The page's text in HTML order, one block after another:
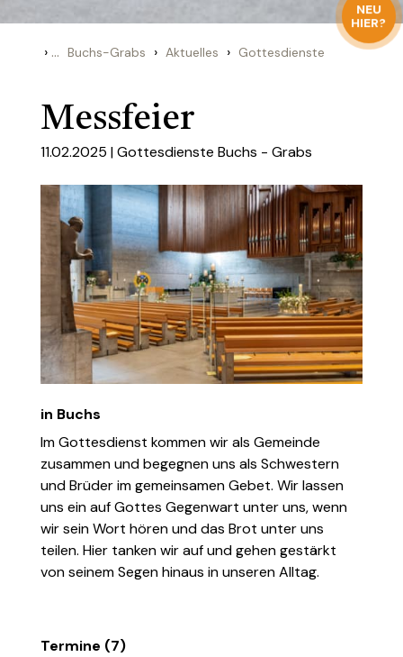
NEU
HIER?
› ... Buchs-Grabs › Aktuelles › Gottesdienste
Messfeier
11.02.2025 |Gottesdienste Buchs - Grabs
in Buchs
Im Gottesdienst kommen wir als Gemeinde
zusammen und begegnen uns als Schwestern
und Brüder im gemeinsamen Gebet. Wir lassen
uns ein auf Gottes Gegenwart unter uns, wenn
wir sein Wort hören und das Brot unter uns
teilen. Hier tanken wir auf und gehen gestärkt
von seinem Segen hinaus in unseren Alltag.
Termine (7)